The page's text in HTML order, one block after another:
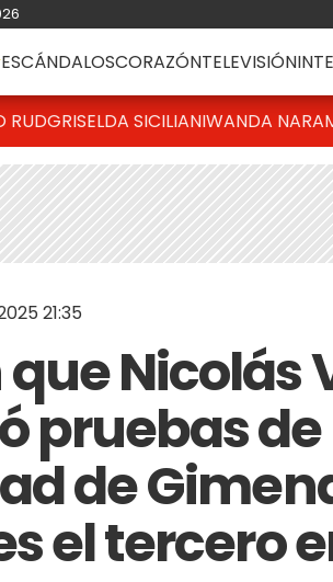
ESCÁNDALOSCORAZÓNTELEVISIÓN
RUDGRISELDA SICILIANIWANDA NARA
21:35
Nicolás
pruebas de
de
el tercero